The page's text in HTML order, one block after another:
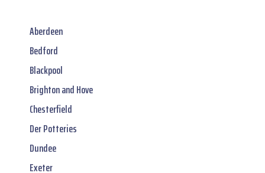
Aberdeen
Bedford
Blackpool
Brighton and Hove
Chesterfield
Der Potteries
Dundee
Exeter